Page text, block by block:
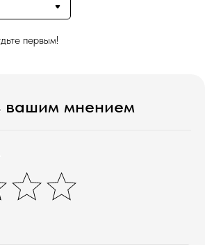
первым!
вашим мнением